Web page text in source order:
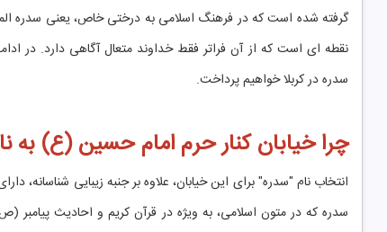
گرفته شده است که در فرهنگ اسلامی به درختی خاص، یعنی سدره
نقطه ای است که از آن فراتر فقط خداوند متعال آگاهی دارد. در
سدره در کربلا خواهیم پرداخت.
چرا خیابان کنار حرم امام حسین (ع) به
انتخاب نام "سدره" برای این خیابان، علاوه بر جنبه زیبایی
سدره که در متون اسلامی، به ویژه در قرآن کریم و احادیث پیامبر